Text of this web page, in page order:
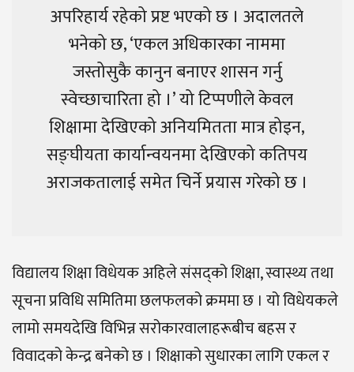
अपरिहार्य रहेको प्रष्ट भएको छ । अदालतले
भनेको छ, ‘एकल अधिकारका नाममा
जस्तोसुकै कानुन बनाएर शासन गर्नु
स्वेच्छाचारिता हो ।’ यो टिप्पणीले केवल
शिक्षामा देखिएको अनियमितता मात्र होइन,
सङ्घीयता कार्यान्वयनमा देखिएको कतिपय
अराजकतालाई समेत चिर्ने प्रयास गरेको छ ।
विद्यालय शिक्षा विधेयक अहिले संसद्को शिक्षा, स्वास्थ्य तथा
सूचना प्रविधि समितिमा छलफलको क्रममा छ । यो विधेयकले
लामो समयदेखि विभिन्न सरोकारवालाहरूबीच बहस र
विवादको केन्द्र बनेको छ । शिक्षाको सुधारका लागि एकल र